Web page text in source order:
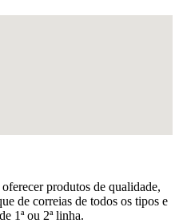
produtos de qualidade,
de correias de todos os tipos e
1ª ou 2ª linha.